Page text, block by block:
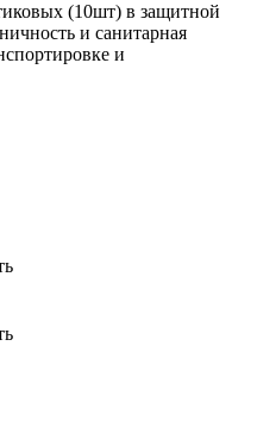
(10шт) в защитной
и санитарная
и